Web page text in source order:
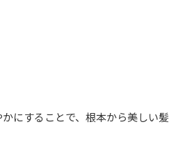
にすることで、根本から美しい髪